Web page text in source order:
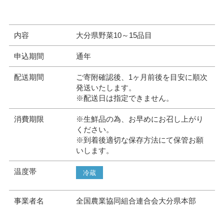
内容 大分県野菜10～15品目
申込期間 通年
配送期間
ご寄附確認後、1ヶ月前後を目安に順次
発送いたします。
※配送日は指定できません。
消費期限
※生鮮品の為、お早めにお召し上がり
ください。
※到着後適切な保存方法にて保管お願
いします。
温度帯 冷蔵
事業者名 全国農業協同組合連合会大分県本部